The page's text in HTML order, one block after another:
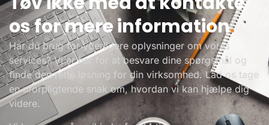
os for mere information.
Har du brug for yderligere oplysninger om vores
services? Vi er her for at besvare dine spørgsmål og
finde den rette løsning for din virksomhed. Lad os tage
en uforpligtende snak om, hvordan vi kan hjælpe dig
videre.